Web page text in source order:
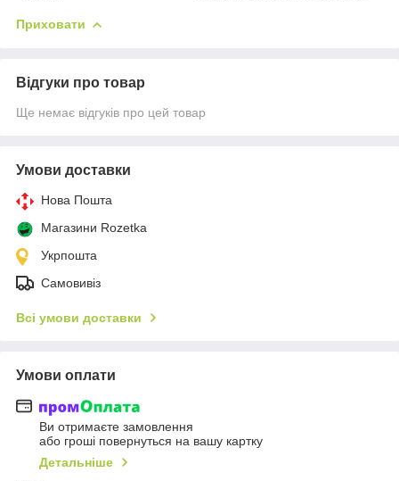
Приховати
Відгуки про товар
Ще немає відгуків про цей товар
Умови доставки
Нова Пошта
Магазини Rozetka
Укрпошта
Самовивіз
Всі умови доставки
Умови оплати
Ви отримаєте замовлення
або гроші повернуться на вашу картку
Детальніше